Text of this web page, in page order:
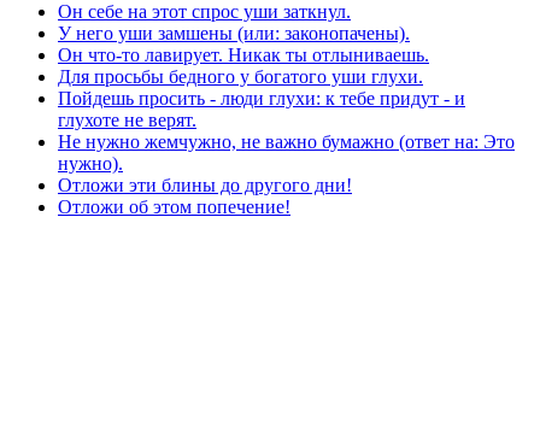
Он себе на этот спрос уши заткнул.
У него уши замшены (или: законопачены).
Он что-то лавирует. Никак ты отлыниваешь.
Для просьбы бедного у богатого уши глухи.
Пойдешь просить - люди глухи: к тебе придут - и
глухоте не верят.
Не нужно жемчужно, не важно бумажно (ответ на: Это
нужно).
Отложи эти блины до другого дни!
Отложи об этом попечение!